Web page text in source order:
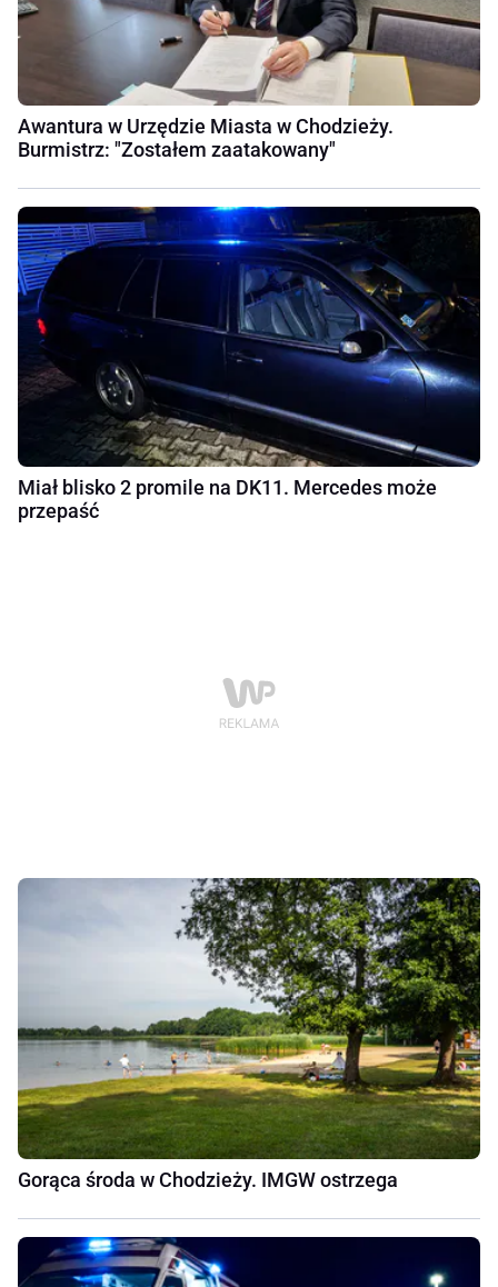
Awantura w Urzędzie Miasta w Chodzieży.
Burmistrz: "Zostałem zaatakowany"
Miał blisko 2 promile na DK11. Mercedes może
przepaść
Gorąca środa w Chodzieży. IMGW ostrzega